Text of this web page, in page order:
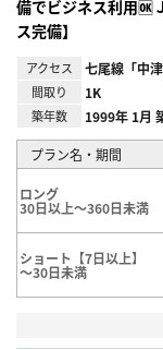
備でビジネス利用🆗
ス完備】
アクセス 七尾線「中津
間取り 1K
築年数 1999年 1月
プラン名・期間
ロング
30日以上～360日未満
ショート【7日以上】
～30日未満